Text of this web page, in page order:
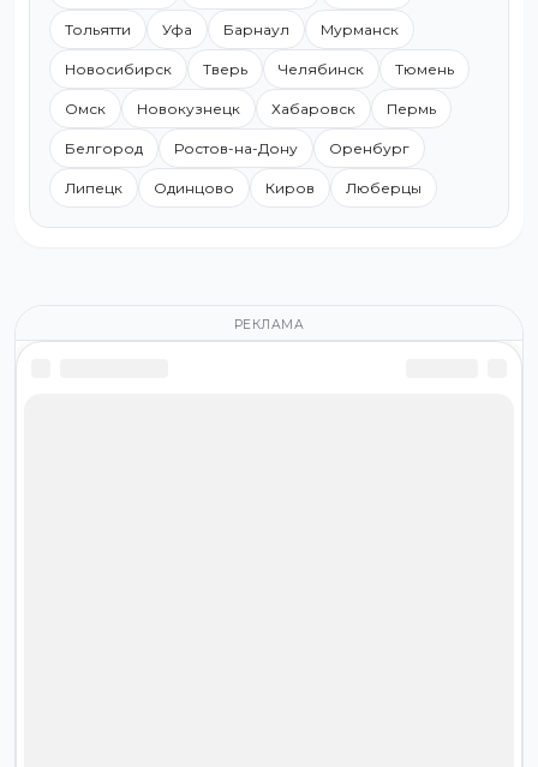
Тольятти Уфа Барнаул Мурманск
Новосибирск Тверь Челябинск Тюмень
Омск Новокузнецк Хабаровск Пермь
Белгород Ростов-на-Дону Оренбург
Липецк Одинцово Киров Люберцы
РЕКЛАМА